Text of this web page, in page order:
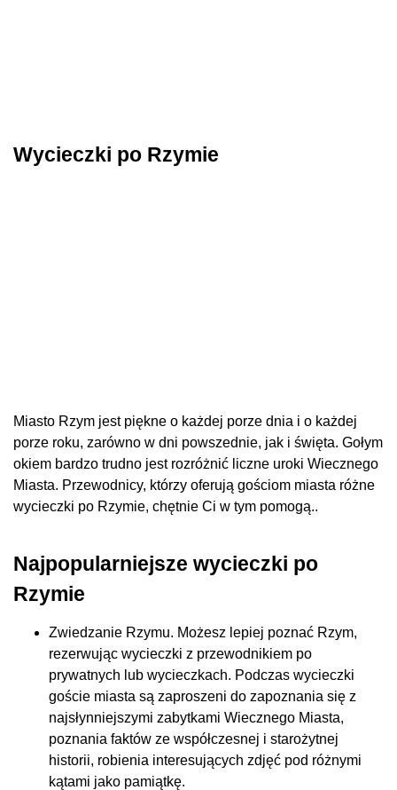
Wycieczki po Rzymie
Miasto Rzym jest piękne o każdej porze dnia i o każdej
porze roku, zarówno w dni powszednie, jak i święta. Gołym
okiem bardzo trudno jest rozróżnić liczne uroki Wiecznego
Miasta. Przewodnicy, którzy oferują gościom miasta różne
wycieczki po Rzymie, chętnie Ci w tym pomogą..
Najpopularniejsze wycieczki po
Rzymie
Zwiedzanie Rzymu. Możesz lepiej poznać Rzym,
rezerwując wycieczki z przewodnikiem po
prywatnych lub wycieczkach. Podczas wycieczki
goście miasta są zaproszeni do zapoznania się z
najsłynniejszymi zabytkami Wiecznego Miasta,
poznania faktów ze współczesnej i starożytnej
historii, robienia interesujących zdjęć pod różnymi
kątami jako pamiątkę.